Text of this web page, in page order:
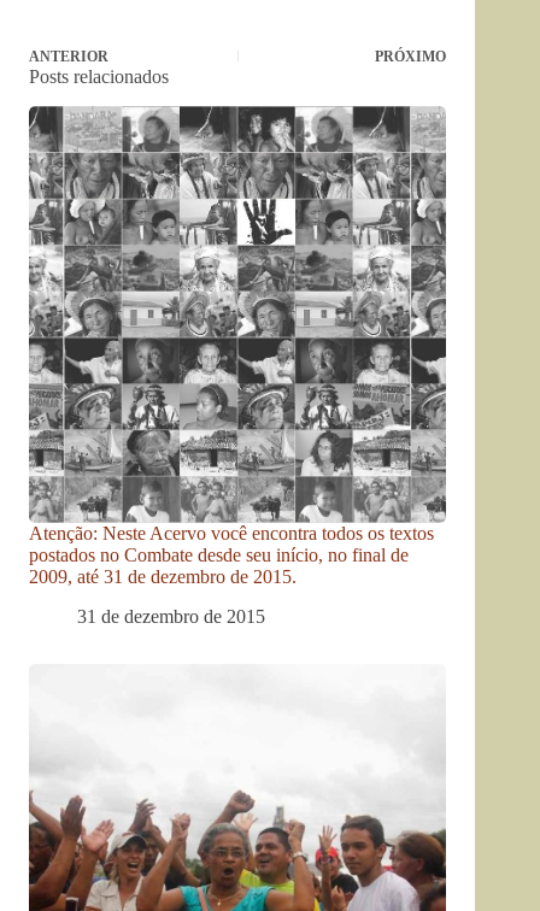
ANTERIOR PRÓXIMO
Posts relacionados
Atenção: Neste Acervo você encontra todos os textos
postados no Combate desde seu início, no final de
2009, até 31 de dezembro de 2015.
31 de dezembro de 2015